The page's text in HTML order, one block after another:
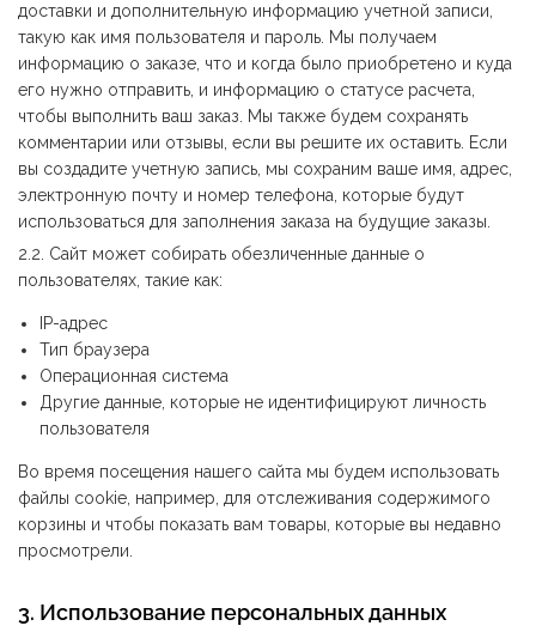
доставки и дополнительную информацию учетной записи,
такую как имя пользователя и пароль. Мы получаем
информацию о заказе, что и когда было приобретено и куда
его нужно отправить, и информацию о статусе расчета,
чтобы выполнить ваш заказ. Мы также будем сохранять
комментарии или отзывы, если вы решите их оставить. Если
вы создадите учетную запись, мы сохраним ваше имя, адрес,
электронную почту и номер телефона, которые будут
использоваться для заполнения заказа на будущие заказы.
2.2. Сайт может собирать обезличенные данные о
пользователях, такие как:
IP-адрес
Тип браузера
Операционная система
Другие данные, которые не идентифицируют личность
пользователя
Во время посещения нашего сайта мы будем использовать
файлы cookie, например, для отслеживания содержимого
корзины и чтобы показать вам товары, которые вы недавно
просмотрели.
3. Использование персональных данных